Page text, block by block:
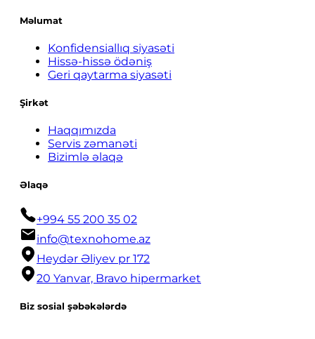
Məlumat
Konfidensiallıq siyasəti
Hissə-hissə ödəniş
Geri qaytarma siyasəti
Şirkət
Haqqımızda
Servis zəmanəti
Bizimlə əlaqə
Əlaqə
+994 55 200 35 02
info@texnohome.az
Heydər Əliyev pr 172
20 Yanvar, Bravo hipermarket
Biz sosial şəbəkələrdə